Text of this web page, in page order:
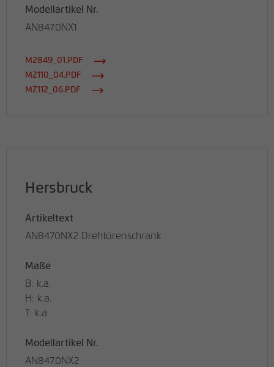
Modellartikel Nr.
AN847.0NX1
M2849_01.PDF
MZ110_04.PDF
MZ112_06.PDF
Hersbruck
Artikeltext
AN8470NX2 Drehtürenschrank
Maße
B: k.a.
H: k.a.
T: k.a.
Modellartikel Nr.
AN847.0NX2